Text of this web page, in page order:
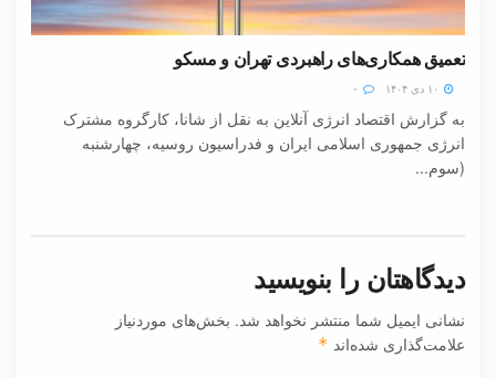
تعمیق همکاری‌های راهبردی تهران و مسکو
به گزارش اقتصاد انرژی آنلاین به نقل از شانا، کارگروه مشترک
انرژی جمهوری اسلامی ایران و فدراسیون روسیه، چهارشنبه
(سوم...
دیدگاهتان را بنویسید
نشانی ایمیل شما منتشر نخواهد شد. بخش‌های موردنیاز
علامت‌گذاری شده‌اند *